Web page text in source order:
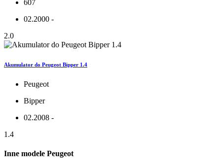
607
02.2000 -
2.0
Akumulator do Peugeot Bipper 1.4
Peugeot
Bipper
02.2008 -
1.4
Inne modele Peugeot